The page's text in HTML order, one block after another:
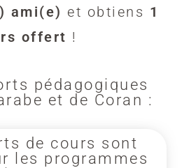
ami(e) et obtiens 1
offert !
pédagogiques
et de Coran :
de cours sont
les programmes